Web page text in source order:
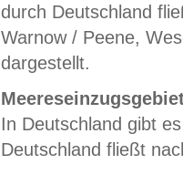
durch Deutschland
Warnow / Peene,
dargestellt.
In Deutschland gibt
Deutschland fließt